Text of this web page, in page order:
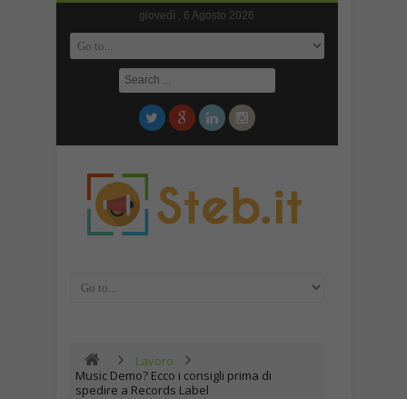
giovedì , 6 Agosto 2026
Lavoro
Music Demo? Ecco i consigli prima di
spedire a Records Label